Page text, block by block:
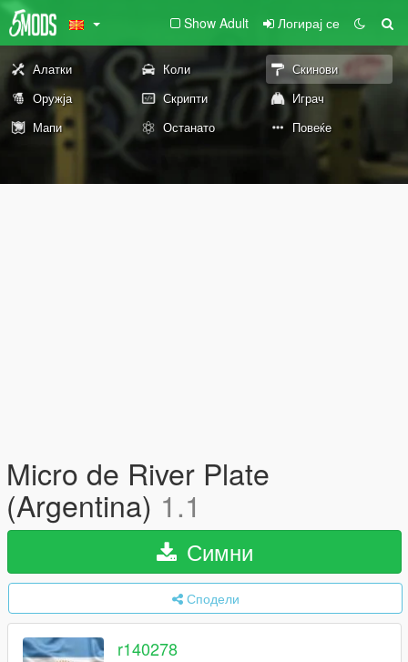
Show Adult Логирај се
Алатки Коли
Скинови
Оружја
Скрипти
Играч
Мапи
Останато Повеќе
Micro de River Plate
(Argentina) 1.1
Симни
Сподели
r140278